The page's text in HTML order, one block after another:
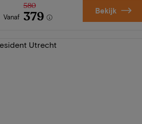
Vanaf
580
379 Bekijk